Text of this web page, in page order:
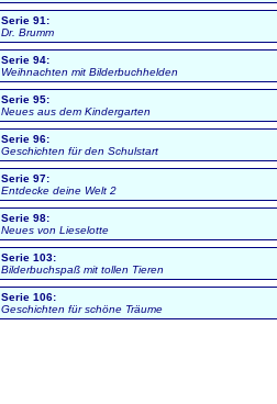
Serie 91:
Dr. Brumm
Serie 94:
Weihnachten mit Bilderbuchhelden
Serie 95:
Neues aus dem Kindergarten
Serie 96:
Geschichten für den Schulstart
Serie 97:
Entdecke deine Welt 2
Serie 98:
Neues von Lieselotte
Serie 103:
Bilderbuchspaß mit tollen Tieren
Serie 106:
Geschichten für schöne Träume